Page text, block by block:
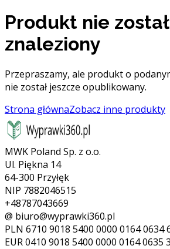
Produkt nie został
znaleziony
Przepraszamy, ale produkt o
nie został jeszcze opublikowany.
Strona głównaZobacz inne produkty
MWK Poland Sp. z o.o.
Ul. Piękna 14
64-300 Przyłęk
NIP 7882046515
+48787043669
@ biuro@wyprawki360.pl
PLN 6710 9018 5400 0000 0164 0634
EUR0410 9018 5400 0000 0164 0635